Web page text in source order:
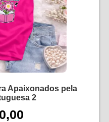
Apaixonados pela
2